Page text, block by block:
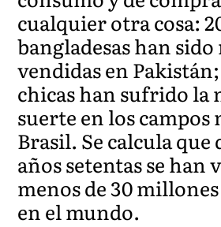
cualquier otra cosa:
bangladesas han
vendidas en
chicas han sufrido la
suerte en los
Brasil. Se calcula que
años setentas se han
menos de 30
en el mundo.